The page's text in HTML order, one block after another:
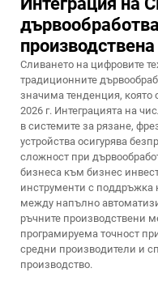
Сливането на цифровите
традиционните
значима тенденция, която
2026 г. Интеграцията на
в системите за рязане,
устройства осигурява
сложност при
бизнеса към бизнес
инструменти с поддръжка
между напълно
ръчните производствени
програмируема точност
средни производители и
производство.